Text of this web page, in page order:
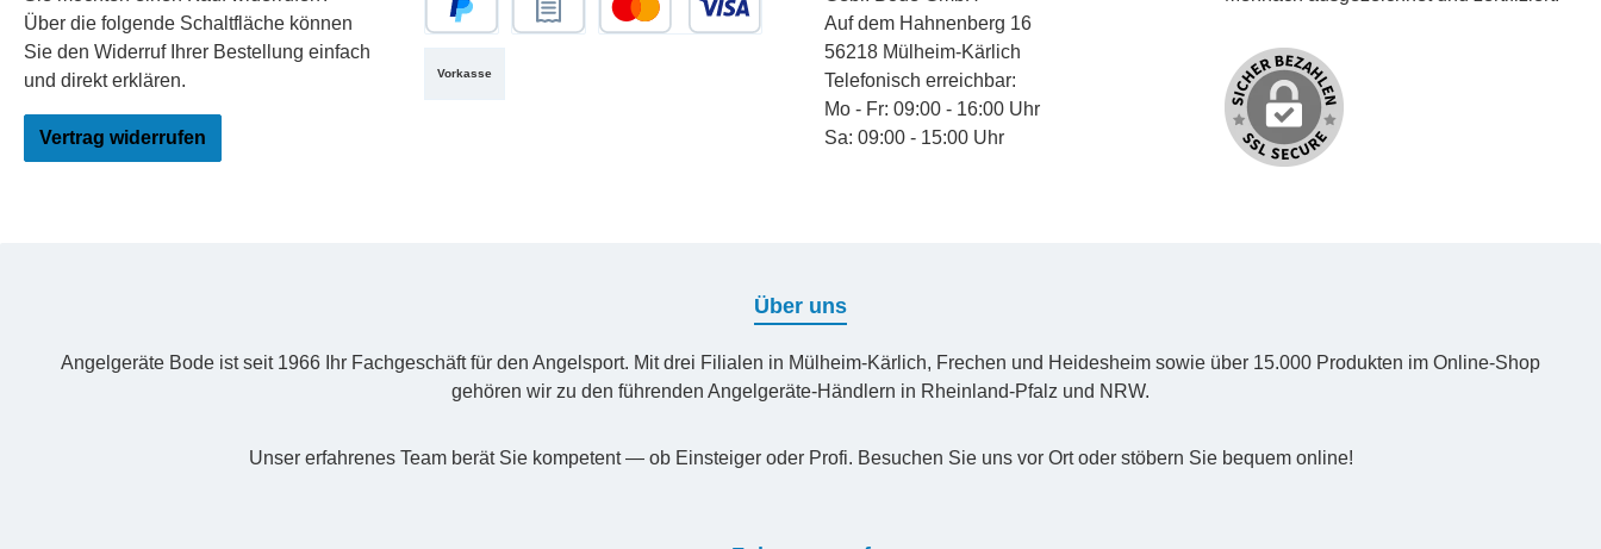
Über die folgende Schaltfläche können
Sie den Widerruf Ihrer Bestellung einfach
und direkt erklären.
Vertrag widerrufen
Vorkasse
Auf dem Hahnenberg 16
56218 Mülheim-Kärlich
Telefonisch erreichbar:
Mo - Fr: 09:00 - 16:00 Uhr
Sa: 09:00 - 15:00 Uhr
Über uns
Angelgeräte Bode ist seit 1966 Ihr Fachgeschäft für den Angelsport. Mit drei Filialen in Mülheim-Kärlich, Frechen und Heidesheim sowie über 15.000 Produkten im Online-Shop
gehören wir zu den führenden Angelgeräte-Händlern in Rheinland-Pfalz und NRW.
Unser erfahrenes Team berät Sie kompetent — ob Einsteiger oder Profi. Besuchen Sie uns vor Ort oder stöbern Sie bequem online!